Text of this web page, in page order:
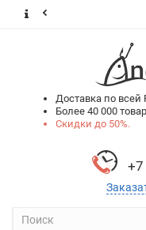
Доставка по всей
Более 40 000
Скидки до 50%.